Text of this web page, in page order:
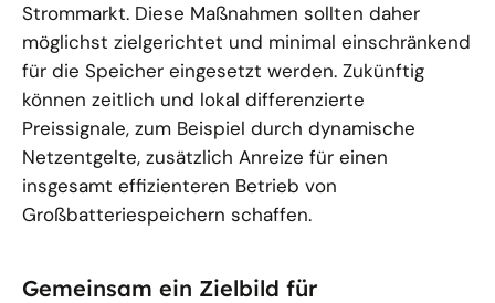
Strommarkt. Diese Maßnahmen sollten daher
möglichst zielgerichtet und minimal einschränkend
für die Speicher eingesetzt werden. Zukünftig
können zeitlich und lokal differenzierte
Preissignale, zum Beispiel durch dynamische
Netzentgelte, zusätzlich Anreize für einen
insgesamt effizienteren Betrieb von
Großbatteriespeichern schaffen.
Gemeinsam ein Zielbild für